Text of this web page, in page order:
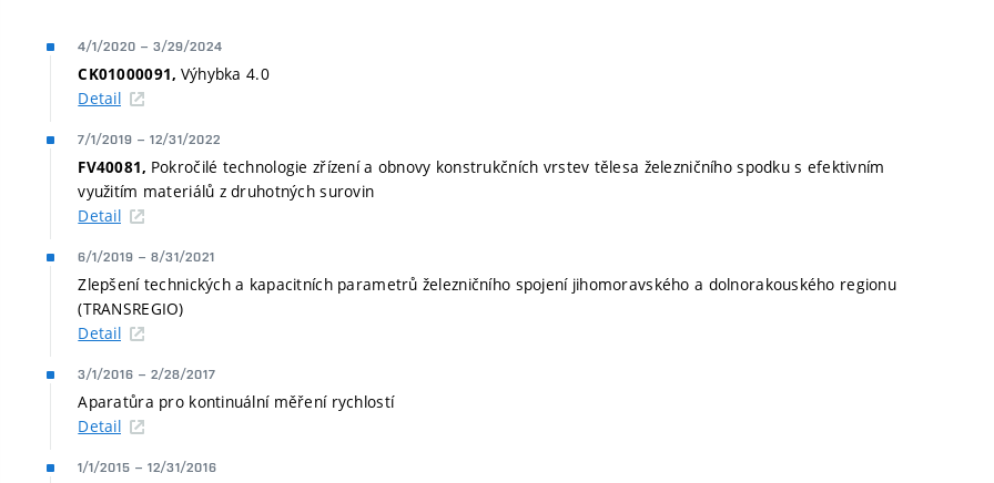
4/1/2020 – 3/29/2024
CK01000091, Výhybka 4.0
Detail
7/1/2019 – 12/31/2022
FV40081, Pokročilé technologie zřízení a obnovy konstrukčních vrstev tělesa železničního spodku s efektivním
využitím materiálů z druhotných surovin
Detail
6/1/2019 – 8/31/2021
Zlepšení technických a kapacitních parametrů železničního spojení jihomoravského a dolnorakouského regionu
(TRANSREGIO)
Detail
3/1/2016 – 2/28/2017
Aparatůra pro kontinuální měření rychlostí
Detail
1/1/2015 – 12/31/2016